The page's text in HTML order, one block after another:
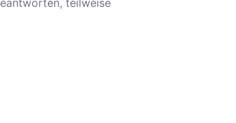
teilweise